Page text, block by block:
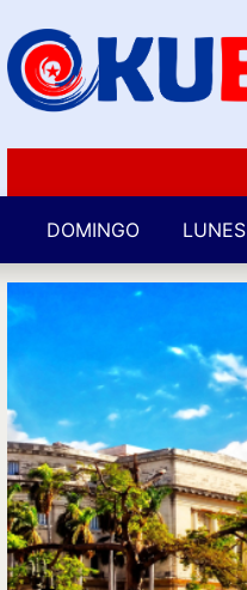
DOMINGO LUNES